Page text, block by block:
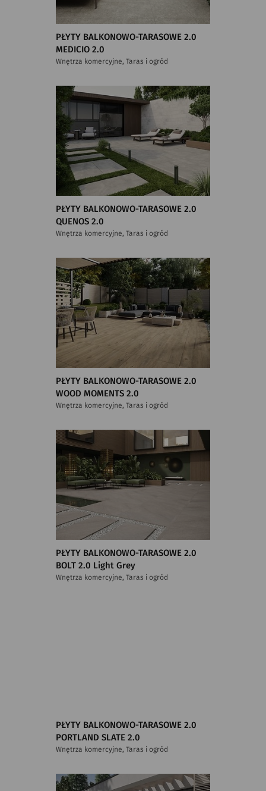
PŁYTY BALKONOWO-TARASOWE 2.0
MEDICIO 2.0
Wnętrza komercyjne, Taras i ogród
PŁYTY BALKONOWO-TARASOWE 2.0
QUENOS 2.0
Wnętrza komercyjne, Taras i ogród
PŁYTY BALKONOWO-TARASOWE 2.0
WOOD MOMENTS 2.0
Wnętrza komercyjne, Taras i ogród
PŁYTY BALKONOWO-TARASOWE 2.0
BOLT 2.0 Light Grey
Wnętrza komercyjne, Taras i ogród
PŁYTY BALKONOWO-TARASOWE 2.0
PORTLAND SLATE 2.0
Wnętrza komercyjne, Taras i ogród